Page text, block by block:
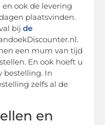
ook de levering
plaatsvinden.
bijde
een mum van tijd
En ook hoeft u
bestelling. In
zelfs al de
en